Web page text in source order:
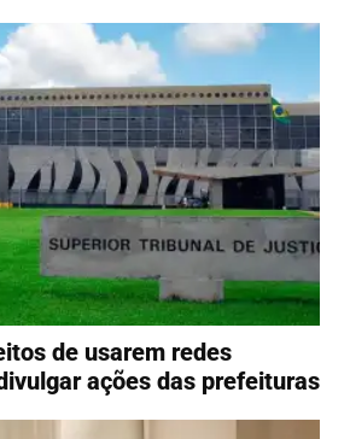
de usarem redes
ações das prefeituras